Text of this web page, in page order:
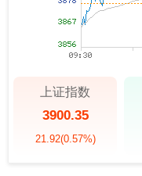
上证指数
3900.35
21.92(0.57%)